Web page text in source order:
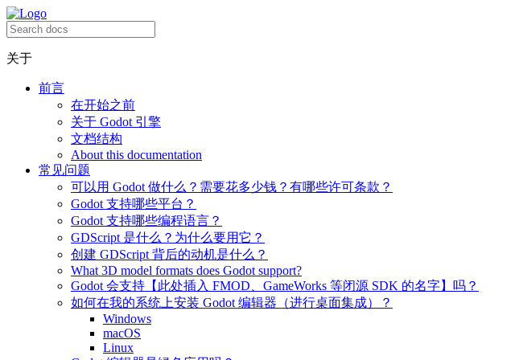
关于
前言
在开始之前
关于 Godot 引擎
文档结构
About this documentation
常见问题
可以用 Godot 做什么？需要花多少钱？有哪些许可条款？
Godot 支持哪些平台？
Godot 支持哪些编程语言？
GDScript 是什么？为什么要用它？
创建 GDScript 背后的动机是什么？
What 3D model formats does Godot support?
Godot 会支持【此处插入 FMOD、GameWorks 等闭源 SDK 的名字】吗？
如何在我的系统上安装 Godot 编辑器（进行桌面集成）？
Windows
macOS
Linux